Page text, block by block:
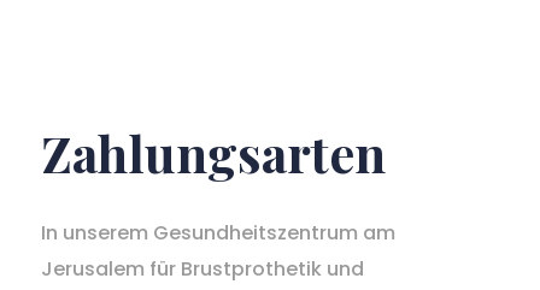
Zahlungsarten
In unserem Gesundheitszentrum am
Jerusalem für Brustprothetik und